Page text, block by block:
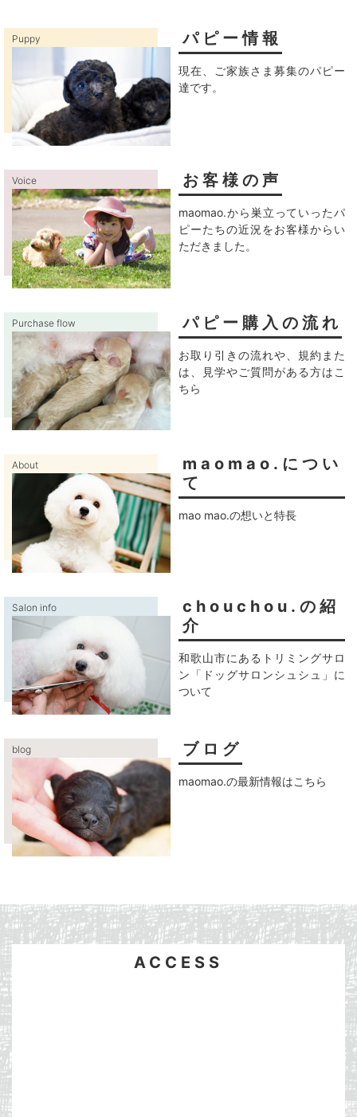
Puppy パピー情報
現在、ご家族さま募集のパピー
達です。
Voice お客様の声
maomao.から巣立っていったパ
ピーたちの近況をお客様からい
ただきました。
Purchase flow パピー購入の流れ
お取り引きの流れや、規約また
は、見学やご質問がある方はこ
ちら
About
maomao.につい
て
mao mao.の想いと特長
Salon info
chouchou.の紹
介
和歌山市にあるトリミングサロ
ン「ドッグサロンシュシュ」に
ついて
blog ブログ
maomao.の最新情報はこちら
ACCESS